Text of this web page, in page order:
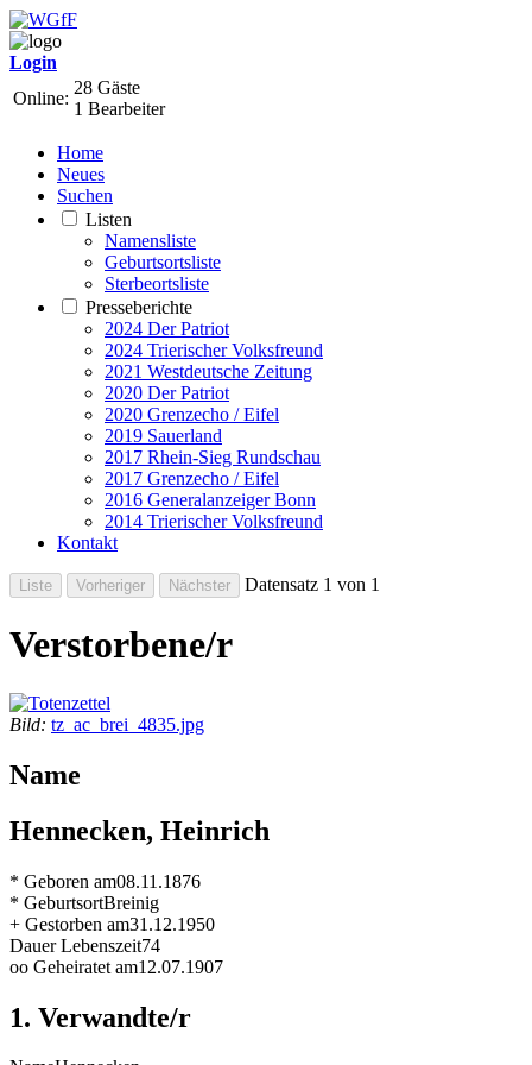
Login
Online:
28 Gäste
1 Bearbeiter
Home
Neues
Suchen
Listen
Namensliste
Geburtsortsliste
Sterbeortsliste
Presseberichte
2024 Der Patriot
2024 Trierischer Volksfreund
2021 Westdeutsche Zeitung
2020 Der Patriot
2020 Grenzecho / Eifel
2019 Sauerland
2017 Rhein-Sieg Rundschau
2017 Grenzecho / Eifel
2016 Generalanzeiger Bonn
2014 Trierischer Volksfreund
Kontakt
Datensatz 1 von 1
Verstorbene/r
Bild: tz_ac_brei_4835.jpg
Name
Hennecken, Heinrich
* Geboren am08.11.1876
* GeburtsortBreinig
+ Gestorben am31.12.1950
Dauer Lebenszeit74
oo Geheiratet am12.07.1907
1. Verwandte/r